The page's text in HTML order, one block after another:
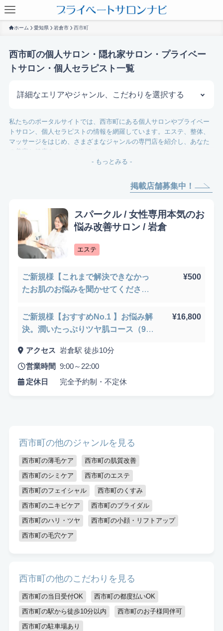
ホーム 愛知県 岩倉市 西市町
西市町の個人サロン・隠れ家サロン・プライベー
トサロン・個人セラピスト一覧
詳細なエリアやジャンル、こだわりを選択する
サロンを探す
悩み検索
こだわり検索
当日受付OK 都度払いOK 駅から徒歩10分以内
キッズスペースあり 認定講師
私たちのポータルサイトでは、西市町にある個人サロンやプライベー
トサロン、個人セラピストの情報を網羅しています。エステ、整体、
マッサージをはじめ、さまざまなジャンルの専門店を紹介し、あなた
の美容と健康をサポートします。
厳選しました。特に、フェイシャルやくすみ、ニキビケアに力を入れ
ている店舗も多く、悩みを持つ方に最適な施術が受けられます。ま
嫁さんにもおすすめです。
さらに、ハリ・ツヤのある肌を目指したい方や、小顔・リフトアップ
を希望する方にも、各サロンが効果的な施術を用意しています。毛穴
ケアに特化したサービスを提供する店舗もあり、あなたのニーズに合
当サイトは、ユーザーの皆様が自分に合ったサロンを見つけやすいよ
うに、各店舗の特徴や施術内容を詳しく紹介しています。また、
や施術もピックアップしています。西市町でのエステや整体、マッサ
ージに関心がある方は、ぜひこのページを参考にして、理想のサロン
を見つけてください。あなたの美と健康を実現するための第一歩を、
- もっとみる -
掲載店舗募集中！
スパークル / 女性専用本気のお
悩み改善サロン / 岩倉
エステ
ご新規様【これまで解決できなかっ
たお肌のお悩みを聞かせてくださ
¥500
ご新規様【おすすめNo.1 】お悩み解
決。潤いたっぷりツヤ肌コース（90
¥16,800
アクセス 岩倉駅 徒歩10分
営業時間
9:00～22:00
定休日
完全予約制・不定休
西市町の他のジャンルを見る
西市町の薄毛ケア
西市町の肌質改善
西市町のシミケア
西市町のエステ
西市町のフェイシャル
西市町のくすみ
西市町のニキビケア
西市町のブライダル
西市町のハリ・ツヤ
西市町の小顔・リフトアップ
西市町の毛穴ケア
西市町の他のこだわりを見る
西市町の当日受付OK
西市町の都度払いOK
西市町の駅から徒歩10分以内
西市町のお子様同伴可
西市町の駐車場あり